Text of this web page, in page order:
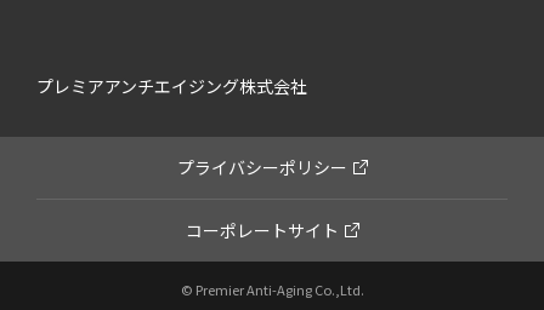
プレミアアンチエイジング株式会社
プライバシーポリシー
コーポレートサイト
© Premier Anti-Aging Co.,Ltd.